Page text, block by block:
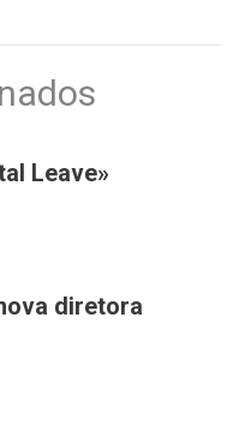
Leave»
diretora